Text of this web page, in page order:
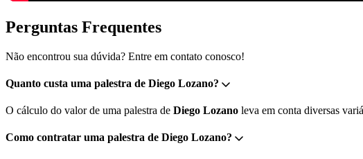
Perguntas Frequentes
Não encontrou sua dúvida? Entre em contato conosco!
Quanto custa uma palestra de Diego Lozano?
O cálculo do valor de uma palestra de Diego Lozano leva em conta diversas
Como contratar uma palestra de Diego Lozano?